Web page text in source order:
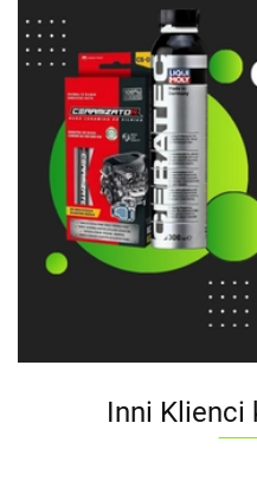
Inni Klienci